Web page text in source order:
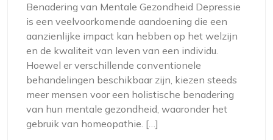
Benadering van Mentale Gezondheid Depressie
is een veelvoorkomende aandoening die een
aanzienlijke impact kan hebben op het welzijn
en de kwaliteit van leven van een individu.
Hoewel er verschillende conventionele
behandelingen beschikbaar zijn, kiezen steeds
meer mensen voor een holistische benadering
van hun mentale gezondheid, waaronder het
gebruik van homeopathie. […]